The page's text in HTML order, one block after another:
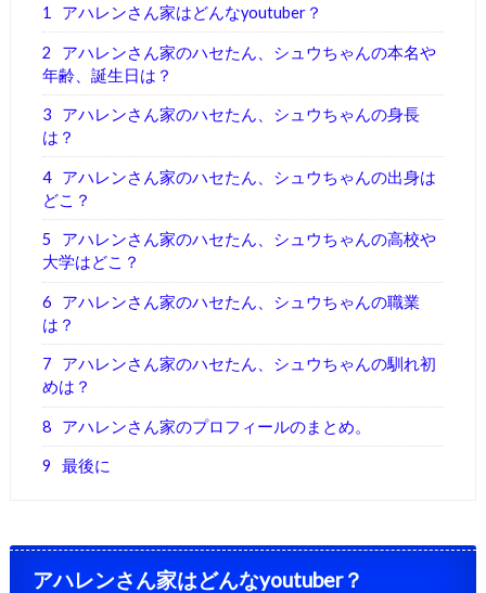
1 アハレンさん家はどんなyoutuber？
2
アハレンさん家のハセたん、シュウちゃんの本名や
年齢、誕生日は？
3
アハレンさん家のハセたん、シュウちゃんの身長
は？
4
アハレンさん家のハセたん、シュウちゃんの出身は
どこ？
5
アハレンさん家のハセたん、シュウちゃんの高校や
大学はどこ？
6
アハレンさん家のハセたん、シュウちゃんの職業
は？
7
アハレンさん家のハセたん、シュウちゃんの馴れ初
めは？
8 アハレンさん家のプロフィールのまとめ。
9 最後に
アハレンさん家はどんなyoutuber？